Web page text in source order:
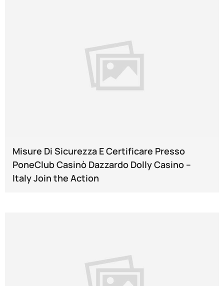
Misure Di Sicurezza E Certificare Presso
PoneClub Casinò Dazzardo Dolly Casino --
Italy Join the Action